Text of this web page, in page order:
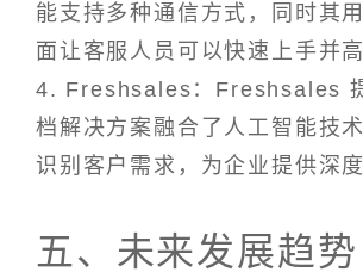
能支持多种通信方式，同时其
面让客服人员可以快速上手并高
4. Freshsales：Freshsales
档解决方案融合了人工智能技
识别客户需求，为企业提供深度
五、未来发展趋势